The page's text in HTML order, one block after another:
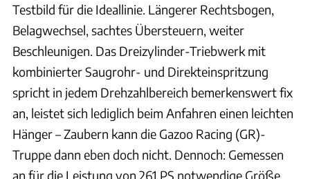
Testbild für die Ideallinie. Längerer Rechtsbogen,
Belagwechsel, sachtes Übersteuern, weiter
Beschleunigen. Das Dreizylinder-Triebwerk mit
kombinierter Saugrohr- und Direkteinspritzung
spricht in jedem Drehzahlbereich bemerkenswert fix
an, leistet sich lediglich beim Anfahren einen leichten
Hänger – Zaubern kann die Gazoo Racing (GR)-
Truppe dann eben doch nicht. Dennoch: Gemessen
an für die Leistung von 261 PS notwendige Größe